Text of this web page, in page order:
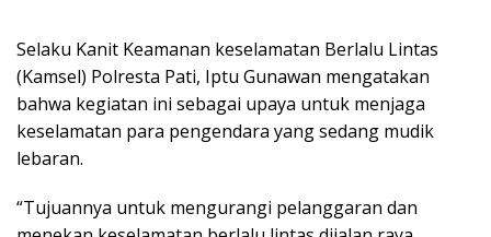
Selaku Kanit Keamanan keselamatan Berlalu Lintas
(Kamsel) Polresta Pati, Iptu Gunawan mengatakan
bahwa kegiatan ini sebagai upaya untuk menjaga
keselamatan para pengendara yang sedang mudik
lebaran.
“Tujuannya untuk mengurangi pelanggaran dan